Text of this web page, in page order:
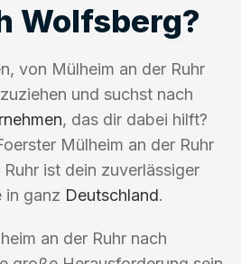
Wolfsberg?
von Mülheim an der Ruhr
und suchst nach
, das dir dabei hilft?
Mülheim an der Ruhr
ist dein zuverlässiger
in ganz Deutschland.
an der Ruhr nach